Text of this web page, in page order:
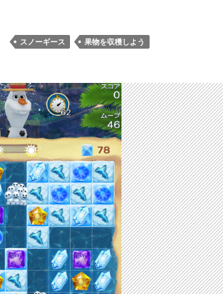
スノーギース 果物を収穫しよう